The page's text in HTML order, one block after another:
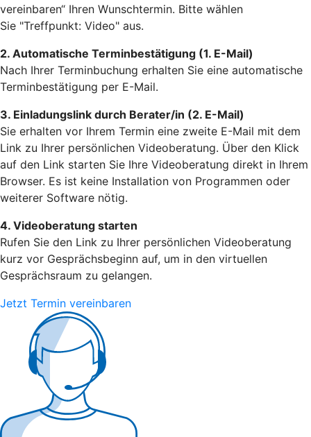
vereinbaren“ Ihren Wunschtermin. Bitte wählen
Sie "Treffpunkt: Video" aus.
2. Automatische Terminbestätigung (1. E-Mail)
Nach Ihrer Terminbuchung erhalten Sie eine automatische
Terminbestätigung per E-Mail.
3. Einladungslink durch Berater/in (2. E-Mail)
Sie erhalten vor Ihrem Termin eine zweite E-Mail mit dem
Link zu Ihrer persönlichen Videoberatung. Über den Klick
auf den Link starten Sie Ihre Videoberatung direkt in Ihrem
Browser. Es ist keine Installation von Programmen oder
weiterer Software nötig.
4. Videoberatung starten
Rufen Sie den Link zu Ihrer persönlichen Videoberatung
kurz vor Gesprächsbeginn auf, um in den virtuellen
Gesprächsraum zu gelangen.
Jetzt Termin vereinbaren